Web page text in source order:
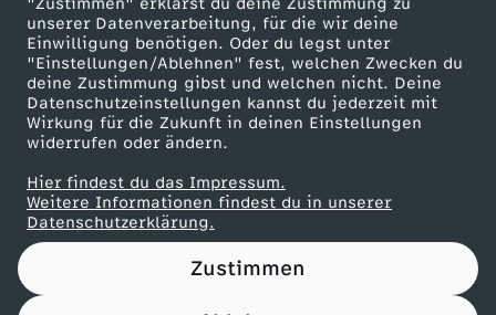
"Zustimmen" erklärst du deine Zustimmung zu
unserer Datenverarbeitung, für die wir deine
Einwilligung benötigen. Oder du legst unter
"Einstellungen/Ablehnen" fest, welchen Zwecken du
deine Zustimmung gibst und welchen nicht. Deine
Datenschutzeinstellungen kannst du jederzeit mit
Wirkung für die Zukunft in deinen Einstellungen
widerrufen oder ändern.
Hier findest du das Impressum.
Weitere Informationen findest du in unserer
Datenschutzerklärung.
Zustimmen
Mainzelmännchen
Partner